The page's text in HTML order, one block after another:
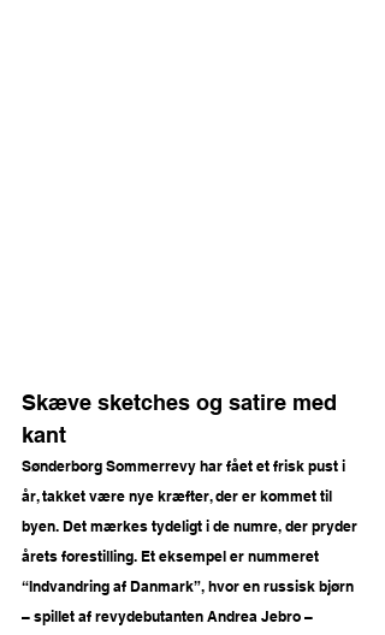
Skæve sketches og satire med
kant
Sønderborg Sommerrevy har fået et frisk pust i
år, takket være nye kræfter, der er kommet til
byen. Det mærkes tydeligt i de numre, der pryder
årets forestilling. Et eksempel er nummeret
“Indvandring af Danmark”, hvor en russisk bjørn
– spillet af revydebutanten Andrea Jebro –